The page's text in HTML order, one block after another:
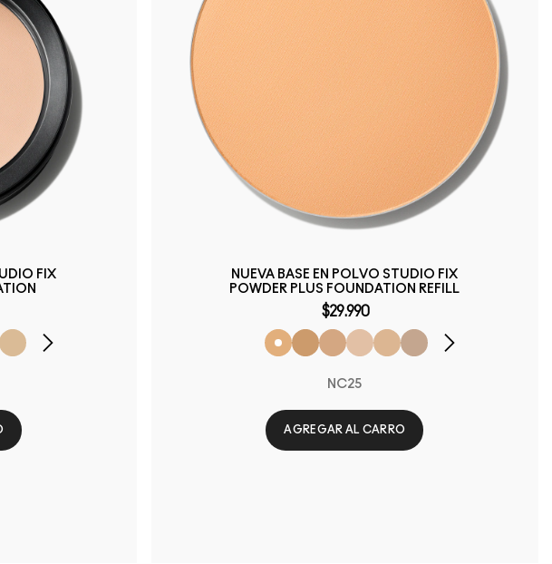
FIX
NUEVA BASE EN POLVO STUDIO FIX
POWDER PLUS FOUNDATION REFILL
$29.990
NC25
AGREGAR AL CARRO